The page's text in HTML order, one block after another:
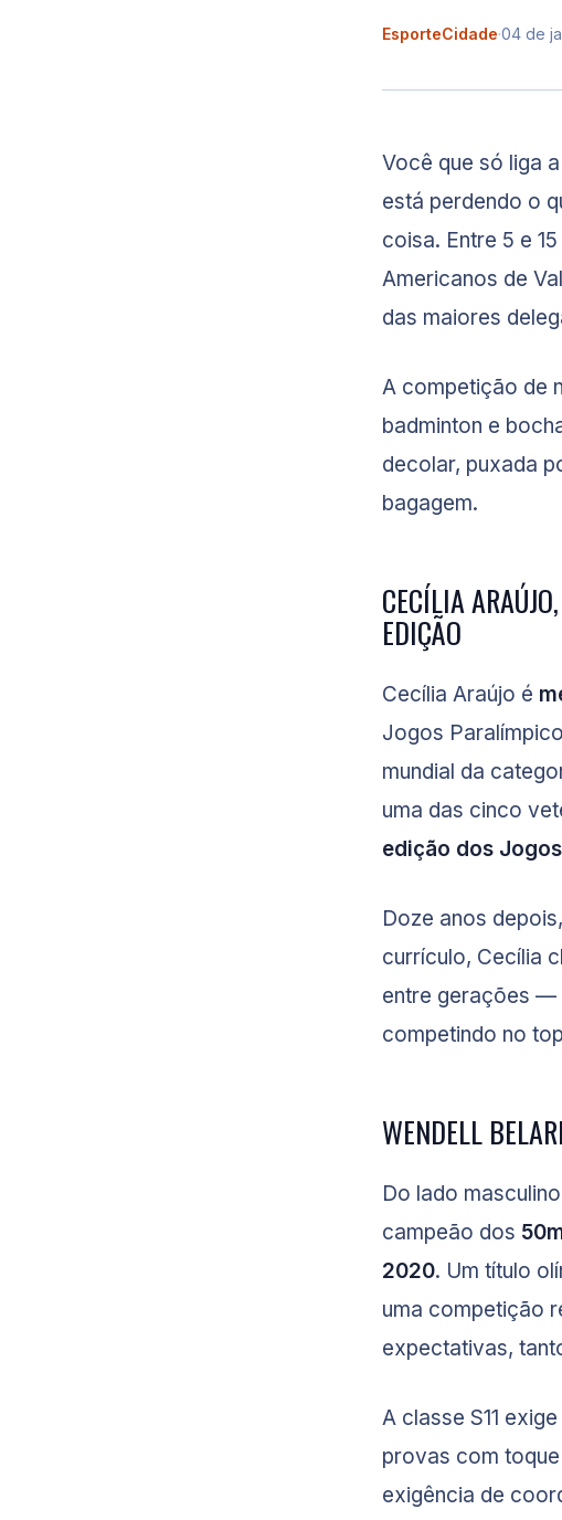
EsporteCidade·04 de
Você que só liga
está perdendo o
coisa. Entre 5 e
Americanos de
das maiores
A competição de
badminton e
decolar, puxada
bagagem.
CECÍLIA
EDIÇÃO
Cecília Araújo é
Jogos
mundial da
uma das cinco
edição dos
Doze anos
currículo, Cecília
entre gerações —
competindo no
WENDELL
Do lado
campeão dos
2020. Um título
uma competição
expectativas,
A classe S11
provas com
exigência de